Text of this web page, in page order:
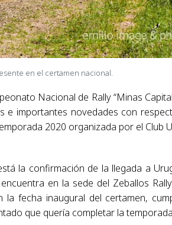
en el certamen nacional.
Nacional de Rally “Minas
e importantes novedades con
2020 organizada por el Club
la confirmación de la llegada a
en la sede del Zeballos
fecha inaugural del certamen,
que quería completar la